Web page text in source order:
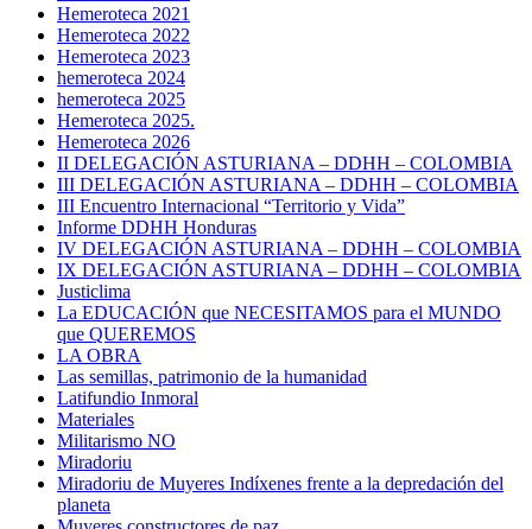
Hemeroteca 2021
Hemeroteca 2022
Hemeroteca 2023
hemeroteca 2024
hemeroteca 2025
Hemeroteca 2025.
Hemeroteca 2026
II DELEGACIÓN ASTURIANA – DDHH – COLOMBIA
III DELEGACIÓN ASTURIANA – DDHH – COLOMBIA
III Encuentro Internacional “Territorio y Vida”
Informe DDHH Honduras
IV DELEGACIÓN ASTURIANA – DDHH – COLOMBIA
IX DELEGACIÓN ASTURIANA – DDHH – COLOMBIA
Justiclima
La EDUCACIÓN que NECESITAMOS para el MUNDO
que QUEREMOS
LA OBRA
Las semillas, patrimonio de la humanidad
Latifundio Inmoral
Materiales
Militarismo NO
Miradoriu
Miradoriu de Muyeres Indíxenes frente a la depredación del
planeta